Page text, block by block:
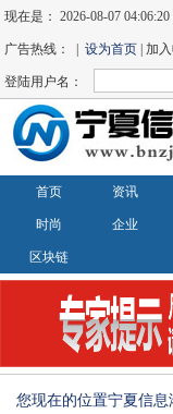
现在是：2026-08-07
广告热线： |设为首页 | 加
登陆用户名：
首页 资讯
时尚 企业
区块链
您现在的位置宁夏信息